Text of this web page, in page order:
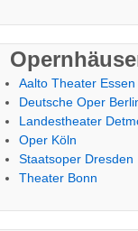
Aalto Theater Essen
Deutsche Oper
Landestheater
Oper Köln
Staatsoper Dresden
Theater Bonn